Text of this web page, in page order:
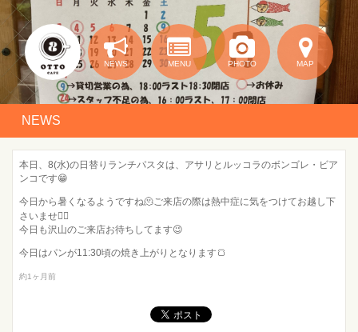
NEWS MENU PHOTO MAP
NEWS
本日、8(水)の日替りランチパスタは、アサリとルッコラのボンゴレ・ビア
ンコです😁
今日から暑くなるようですね🫠ご来店の際は熱中症に気をつけてお越し下
さいませ🙇‍♂️
今日も沢山のご来店お待ちしてます😉
今日はパンが11:30頃の焼き上がりとなります🍞
約1ヶ月前